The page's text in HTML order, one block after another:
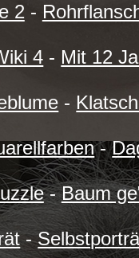
2-
4 - Mit 12
-
-
-Baum
-